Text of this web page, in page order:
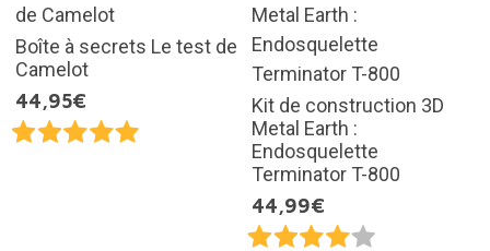
Boîte à secrets Le test de
Camelot
44,95€
Kit de construction 3D
Metal Earth :
Endosquelette
Terminator T-800
44,99€